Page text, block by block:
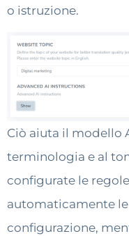
o istruzione.
Ciò aiuta il modello
terminologia e al
configurate le
automaticamente
configurazione,